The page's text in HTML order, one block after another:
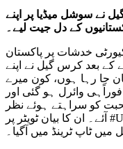
نے سوشل میڈیا پر اپنے
کے دل جیت لیے۔
خدشات پر پاکستان
کے بعد کرس گیل نے اپنے
جا رہا ہوں، کون میرے
وائرل ہو گئی اور
کو سراہتے ہوئے نظر
آئے۔ ان کا بیان ٹویٹر پر #UniverseBoss #ChrisGayle جیسے ہیش
ٹاپ ٹرینڈ میں آگیا۔